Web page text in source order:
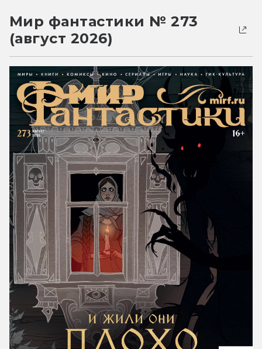
Мир фантастики № 273
(август 2026)